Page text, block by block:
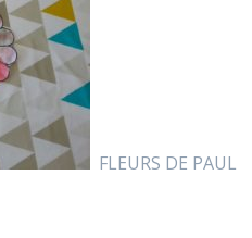
FLEURS DE PAUL